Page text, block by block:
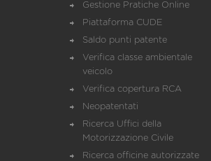
Gestione Pratiche Online
Piattaforma CUDE
Saldo punti patente
Verifica classe ambientale
veicolo
Verifica copertura RCA
Neopatentati
Ricerca Uffici della
Motorizzazione Civile
Ricerca officine autorizzate